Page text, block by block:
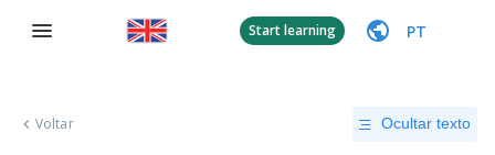
Start learning PT
Voltar Ocultar texto